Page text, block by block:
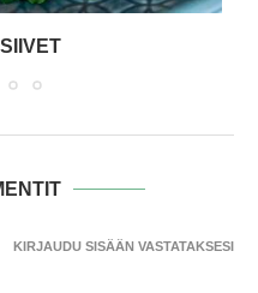
KIRJAUDU SISÄÄN VASTATAKSESI